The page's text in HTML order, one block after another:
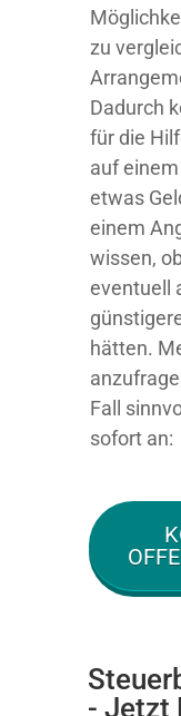
zu
Dadurch
für die
auf
etwas
einem
wissen,
eventuell
hätten.
Fall
sofort an:
- Jetzt